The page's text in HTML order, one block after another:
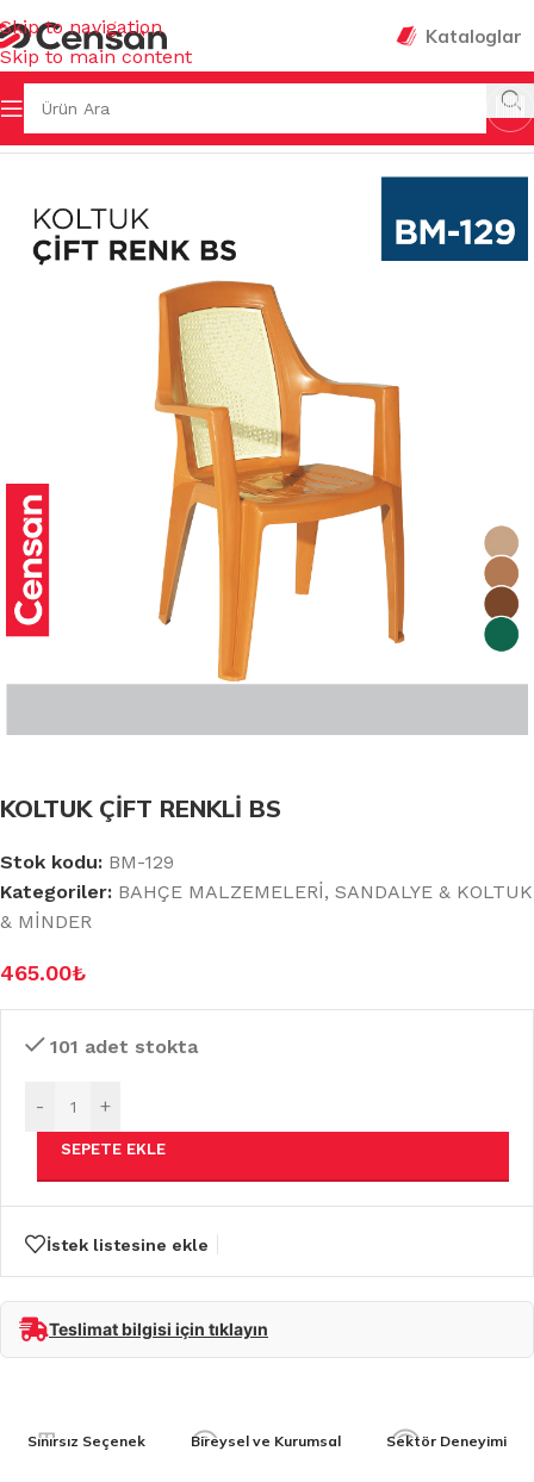
Skip to navigation
Skip to main content
Kataloglar
/ SANDALYE & KOLTUK & MİNDER
KOLTUK ÇİFT RENKLİ BS
Stok kodu: BM-129
Kategoriler: BAHÇE MALZEMELERİ, SANDALYE & KOLTUK
& MİNDER
465.00₺
101 adet stokta
- +
SEPETE EKLE
İstek listesine ekle
Teslimat bilgisi için tıklayın
Sınırsız Seçenek Bireysel ve Kurumsal Sektör Deneyimi